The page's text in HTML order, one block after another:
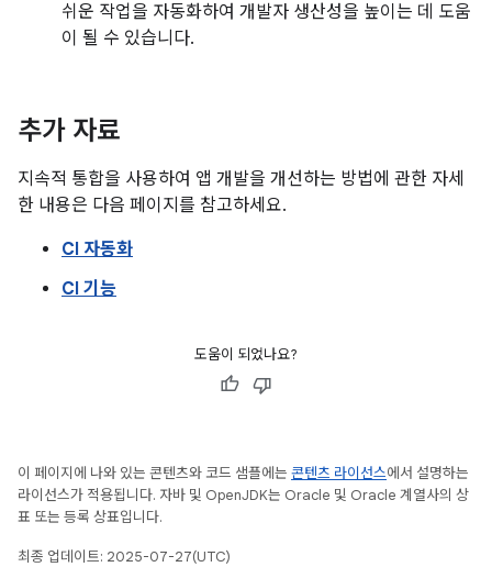
쉬운 작업을 자동화하여 개발자 생산성을 높이는 데 도움
이 될 수 있습니다.
추가 자료
지속적 통합을 사용하여 앱 개발을 개선하는 방법에 관한 자세
한 내용은 다음 페이지를 참고하세요.
CI 자동화
CI 기능
도움이 되었나요?
이 페이지에 나와 있는 콘텐츠와 코드 샘플에는 콘텐츠 라이선스에서 설명하는
라이선스가 적용됩니다. 자바 및 OpenJDK는 Oracle 및 Oracle 계열사의 상
표 또는 등록 상표입니다.
최종 업데이트: 2025-07-27(UTC)